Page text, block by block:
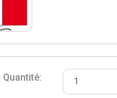
Quantité: